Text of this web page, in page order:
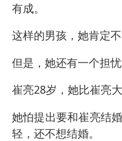
有成。
这样的男孩，她肯定不
但是，她还有一个担忧
崔亮28岁，她比崔亮大
她怕提出要和崔亮结
轻，还不想结婚。